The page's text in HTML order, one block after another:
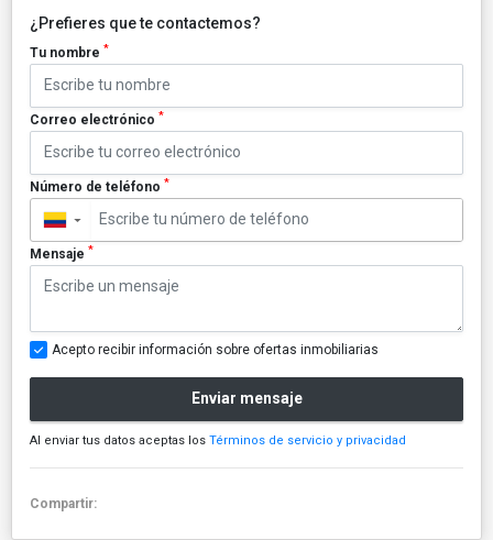
¿Prefieres que te contactemos?
Tu nombre *
Correo electrónico *
Número de teléfono *
▼
Mensaje *
Acepto recibir información sobre ofertas inmobiliarias
Enviar mensaje
Al enviar tus datos aceptas los Términos de servicio y privacidad
Compartir: